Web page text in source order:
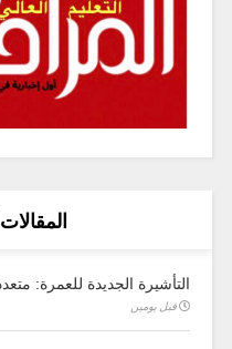
التأشيرة الجديدة للعمرة:
قبل يومين